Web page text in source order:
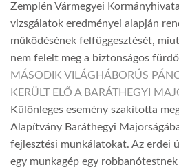
Zemplén Vármegyei
vizsgálatok eredményei alapján
működésének felfüggesztését,
nem felelt meg a biztonságos
MÁSODIK VILÁGHÁBORÚS
KERÜLT ELŐ A BARÁTHEGYI
Különleges esemény szakította
Alapítvány Baráthegyi
fejlesztési munkálatokat. Az erdei
egy munkagép egy